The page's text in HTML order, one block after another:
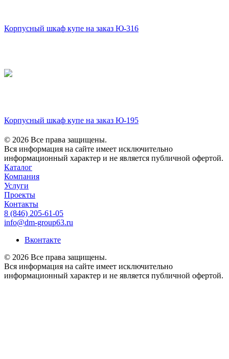
Корпусный шкаф купе на заказ Ю-316
Корпусный шкаф купе на заказ Ю-195
© 2026 Все права защищены.
Вся информация на сайте имеет исключительно
информационный характер и не является публичной офертой.
Каталог
Компания
Услуги
Проекты
Контакты
8 (846) 205-61-05
info@dm-group63.ru
Вконтакте
© 2026 Все права защищены.
Вся информация на сайте имеет исключительно
информационный характер и не является публичной офертой.